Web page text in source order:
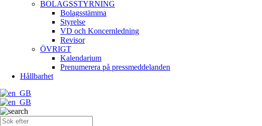
BOLAGSSTYRNING
Bolagsstämma
Styrelse
VD och Koncernledning
Revisor
ÖVRIGT
Kalendarium
Prenumerera på pressmeddelanden
Hållbarhet